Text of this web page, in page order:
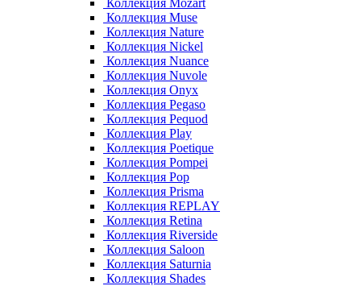
Коллекция Mozart
Коллекция Muse
Коллекция Nature
Коллекция Nickel
Коллекция Nuance
Коллекция Nuvole
Коллекция Onyx
Коллекция Pegaso
Коллекция Pequod
Коллекция Play
Коллекция Poetique
Коллекция Pompei
Коллекция Pop
Коллекция Prisma
Коллекция REPLAY
Коллекция Retina
Коллекция Riverside
Коллекция Saloon
Коллекция Saturnia
Коллекция Shades